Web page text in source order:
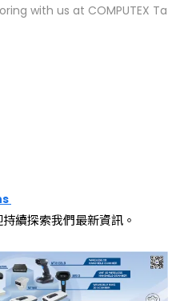
續探索我們最新資訊。